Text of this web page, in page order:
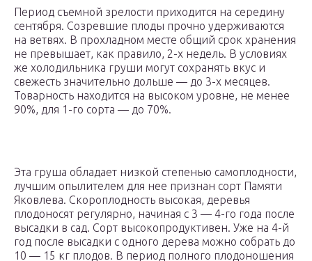
Период съемной зрелости приходится на середину
сентября. Созревшие плоды прочно удерживаются
на ветвях. В прохладном месте общий срок хранения
не превышает, как правило, 2-х недель. В условиях
же холодильника груши могут сохранять вкус и
свежесть значительно дольше — до 3-х месяцев.
Товарность находится на высоком уровне, не менее
90%, для 1-го сорта — до 70%.
Эта груша обладает низкой степенью самоплодности,
лучшим опылителем для нее признан сорт Памяти
Яковлева. Скороплодность высокая, деревья
плодоносят регулярно, начиная с 3 — 4-го года после
высадки в сад. Сорт высокопродуктивен. Уже на 4-й
год после высадки с одного дерева можно собрать до
10 — 15 кг плодов. В период полного плодоношения